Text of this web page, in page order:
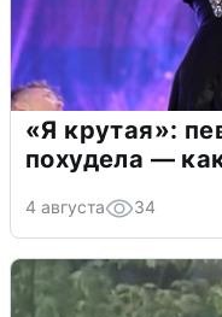
«Я крутая»:
похудела —
4 августа 34